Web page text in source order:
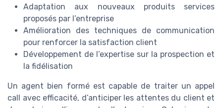
Adaptation aux nouveaux produits services
proposés par l’entreprise
Amélioration des techniques de communication
pour renforcer la satisfaction client
Développement de l’expertise sur la prospection et
la fidélisation
Un agent bien formé est capable de traiter un appel
call avec efficacité, d’anticiper les attentes du client et